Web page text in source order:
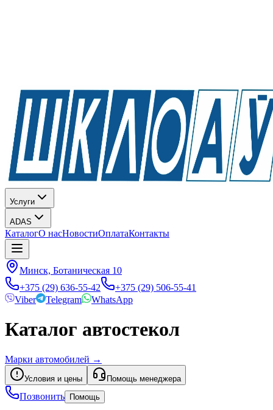
Услуги
ADAS
КаталогО насНовостиОплатаКонтакты
Минск, Ботаническая 10
+375 (29) 636-55-42
+375 (29) 506-55-41
Viber
Telegram WhatsApp
Каталог автостекол
Марки автомобилей →
Условия и цены Помощь менеджера
Позвонить Помощь